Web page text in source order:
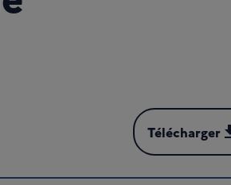
Télécharger
Télécharger